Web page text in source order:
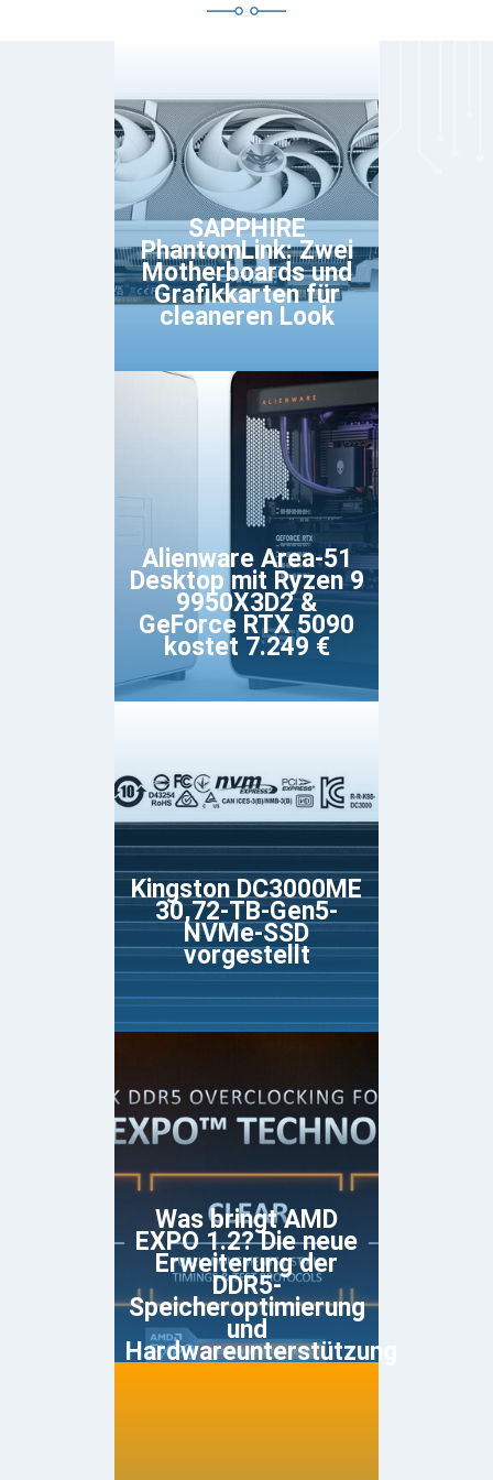
SAPPHIRE
PhantomLink: Zwei
Motherboards und
Grafikkarten für
cleaneren Look
Alienware Area-51
Desktop mit Ryzen 9
9950X3D2 &
GeForce RTX 5090
kostet 7.249 €
Kingston DC3000ME
30,72-TB-Gen5-
NVMe-SSD
vorgestellt
Was bringt AMD
EXPO 1.2? Die neue
Erweiterung der
DDR5-
Speicheroptimierung
und
Hardwareunterstützung